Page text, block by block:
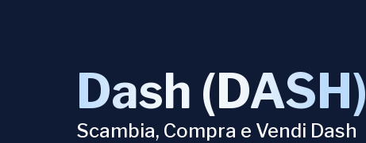
Dash (DASH)
Scambia, Compra e Vendi Dash